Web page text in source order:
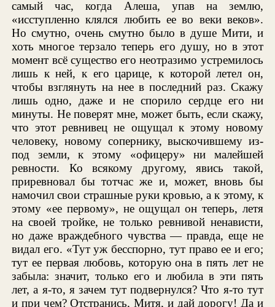
самый час, когда Алеша, упав на землю,
«исступленно клялся любить ее во веки веков».
Но смутно, очень смутно было в душе Мити, и
хоть многое терзало теперь его душу, но в этот
момент всё существо его неотразимо устремилось
лишь к ней, к его царице, к которой летел он,
чтобы взглянуть на нее в последний раз. Скажу
лишь одно, даже и не спорило сердце его ни
минуты. Не поверят мне, может быть, если скажу,
что этот ревнивец не ощущал к этому новому
человеку, новому сопернику, выскочившему из-
под земли, к этому «офицеру» ни малейшей
ревности. Ко всякому другому, явись такой,
приревновал бы тотчас же и, может, вновь бы
намочил свои страшные руки кровью, а к этому, к
этому «ее первому», не ощущал он теперь, летя
на своей тройке, не только ревнивой ненависти,
но даже враждебного чувства — правда, еще не
видал его. «Тут уж бесспорно, тут право ее и его;
тут ее первая любовь, которую она в пять лет не
забыла: значит, только его и любила в эти пять
лет, а я-то, я зачем тут подвернулся? Что я-то тут
и при чем? Отстранись, Митя, и дай дорогу! Да и